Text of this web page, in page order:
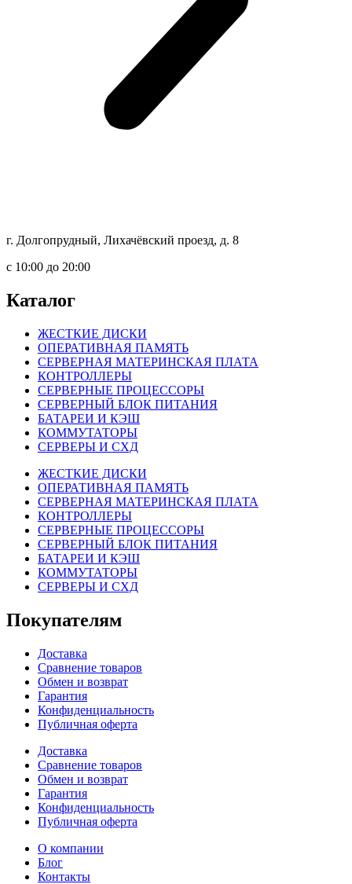
г. Долгопрудный, Лихачёвский проезд, д. 8
c 10:00 до 20:00
Каталог
ЖЕСТКИЕ ДИСКИ
ОПЕРАТИВНАЯ ПАМЯТЬ
СЕРВЕРНАЯ МАТЕРИНСКАЯ ПЛАТА
КОНТРОЛЛЕРЫ
СЕРВЕРНЫЕ ПРОЦЕССОРЫ
СЕРВЕРНЫЙ БЛОК ПИТАНИЯ
БАТАРЕИ И КЭШ
КОММУТАТОРЫ
СЕРВЕРЫ И СХД
ЖЕСТКИЕ ДИСКИ
ОПЕРАТИВНАЯ ПАМЯТЬ
СЕРВЕРНАЯ МАТЕРИНСКАЯ ПЛАТА
КОНТРОЛЛЕРЫ
СЕРВЕРНЫЕ ПРОЦЕССОРЫ
СЕРВЕРНЫЙ БЛОК ПИТАНИЯ
БАТАРЕИ И КЭШ
КОММУТАТОРЫ
СЕРВЕРЫ И СХД
Покупателям
Доставка
Сравнение товаров
Обмен и возврат
Гарантия
Конфиденциальность
Публичная оферта
Доставка
Сравнение товаров
Обмен и возврат
Гарантия
Конфиденциальность
Публичная оферта
О компании
Блог
Контакты